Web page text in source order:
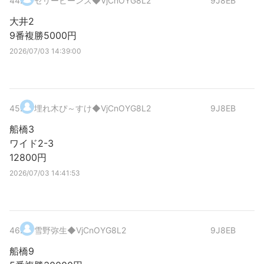
大井2
9番複勝5000円
2026/07/03 14:39:00
45. 埋れ木ぴ～すけ◆VjCnOYG8L2 9J8EB
船橋3
ワイド2-3
12800円
2026/07/03 14:41:53
46. 雪野弥生◆VjCnOYG8L2 9J8EB
船橋9